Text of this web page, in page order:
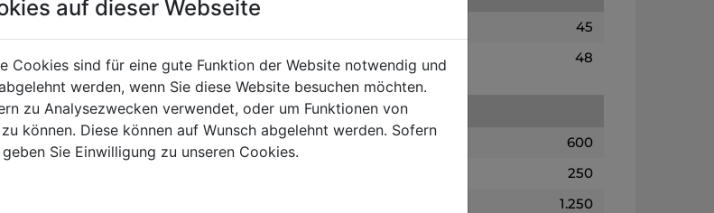
45
48
600
250
1.250
auf dieser Webseite
Cookies sind für eine gute Funktion der Website notwendig und
werden, wenn Sie diese Website besuchen möchten.
zu Analysezwecken verwendet, oder um Funktionen von
können. Diese können auf Wunsch abgelehnt werden. Sofern
Sie Einwilligung zu unseren Cookies.